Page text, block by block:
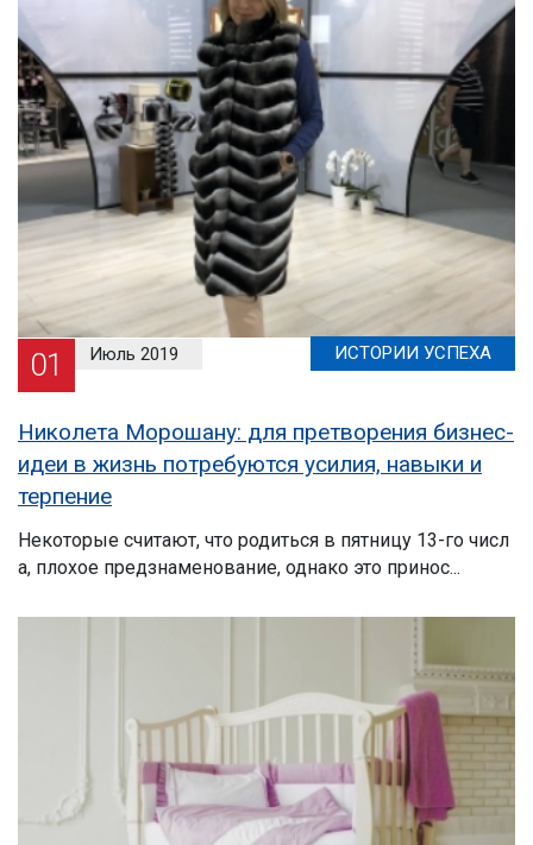
01 Июль 2019 ИСТОРИИ УСПЕХА
Николета Морошану: для претворения бизнес-
идеи в жизнь потребуются усилия, навыки и
терпение
Некоторые считают, что родиться в пятницу 13-го числ
а, плохое предзнаменование, однако это принос...